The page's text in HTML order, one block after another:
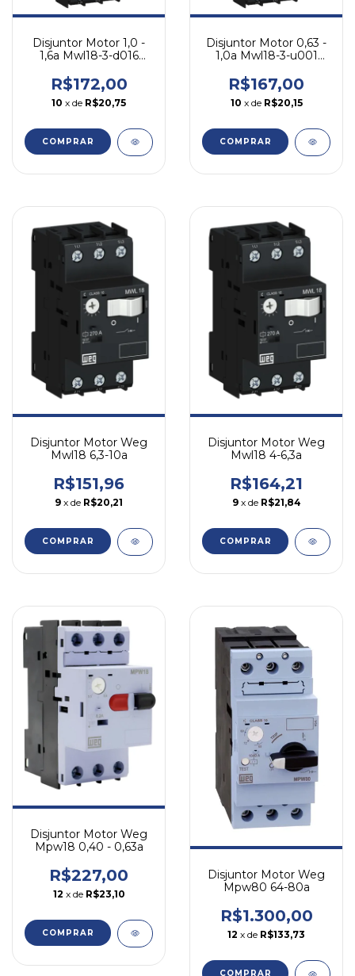
Disjuntor Motor 1,0 -
1,6a Mwl18-3-d016
R$172,00
10 x de R$20,75
COMPRAR
Disjuntor Motor 0,63 -
1,0a Mwl18-3-u001
R$167,00
10 x de R$20,15
COMPRAR
Disjuntor Motor Weg
Mwl18 6,3-10a
R$151,96
9 x de R$20,21
COMPRAR
Disjuntor Motor Weg
Mwl18 4-6,3a
R$164,21
9 x de R$21,84
COMPRAR
Disjuntor Motor Weg
Mpw18 0,40 - 0,63a
R$227,00
12 x de R$23,10
COMPRAR
Disjuntor Motor Weg
Mpw80 64-80a
R$1.300,00
12 x de R$133,73
COMPRAR